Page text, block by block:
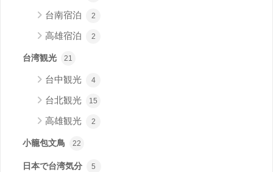
台南宿泊 2
高雄宿泊 2
台湾観光 21
台中観光 4
台北観光 15
高雄観光 2
小籠包文鳥 22
日本で台湾気分 5